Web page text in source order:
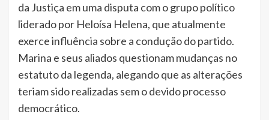
da Justiça em uma disputa com o grupo político
liderado por Heloísa Helena, que atualmente
exerce influência sobre a condução do partido.
Marina e seus aliados questionam mudanças no
estatuto da legenda, alegando que as alterações
teriam sido realizadas sem o devido processo
democrático.